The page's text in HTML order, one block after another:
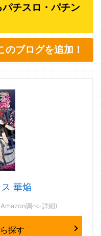
チスロ・パチン
ブログを追加！
華焔
調べ-詳細)
探す